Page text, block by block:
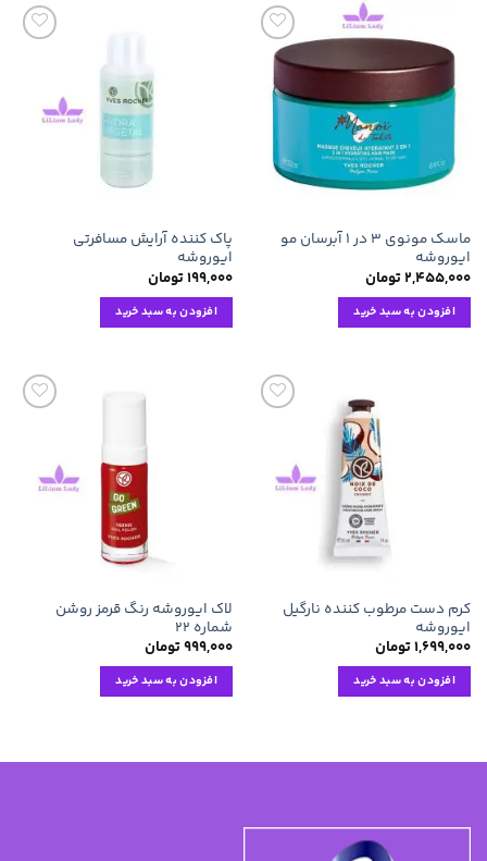
افزودن
به
علاقه
مندی
ماسک مونوی ۳ در ۱ آبرسان مو
ایوروشه
۲,۴۵۵,۰۰۰تومان
افزودن به سبد خرید
مندی
ها
پاک کننده آرایش مسافرتی
ایوروشه
۱۹۹,۰۰۰تومان
افزودن به سبد خرید
مندی
ها
کرم دست مرطوب کننده نارگیل
ایوروشه
۱,۶۹۹,۰۰۰تومان
افزودن به سبد خرید
مندی
ها
لاک ایوروشه رنگ قرمز روشن
شماره ۲۲
۹۹۹,۰۰۰تومان
افزودن به سبد خرید